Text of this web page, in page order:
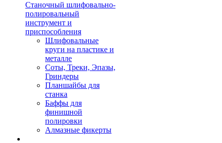
Станочный шлифовально-
полировальный
инструмент и
приспособления
Шлифовальные
круги на пластике и
металле
Соты, Треки, Эпазы,
Гриндеры
Планшайбы для
станка
Баффы для
финишной
полировки
Алмазные фикерты